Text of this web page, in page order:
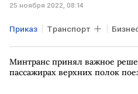
25 ноября 2022, 08:14
Приказ Транспорт
Экономика забастовка
ЮЖНАЯ КОРЕЯ
Минтранс принял важное
пассажирах верхних полок